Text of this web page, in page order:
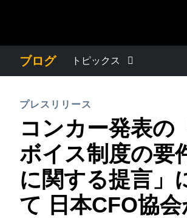
AMERICAS
Canada (Français)
México (Español)
Brasil (Português)
United Kingdom
France (Français)
Deutschland
Italia (Italiano)
ASIA
Australia
India (English)
日本（日本語)
ブログ トピックス
プレスリリース
電子帳簿保存法・インボイス制度
経理・総務の豆知識
プレスリリース
コンカー発表の
ボイス制度の要
に関する提言」
て 日本CFO協会